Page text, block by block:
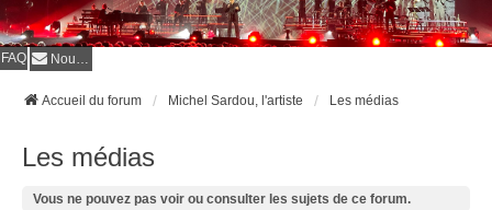
FAQ Nous contacter
Accueil du forum Michel Sardou, l'artiste Les médias
Les médias
Vous ne pouvez pas voir ou consulter les sujets de ce forum.